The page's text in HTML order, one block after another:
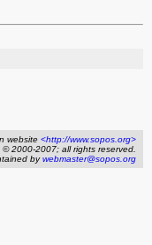
website <http://www.sopos.org>
2000-2007; all rights reserved.
bywebmaster@sopos.org